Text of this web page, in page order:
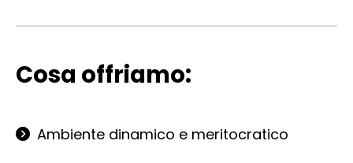
Cosa offriamo:
Ambiente dinamico e meritocratico